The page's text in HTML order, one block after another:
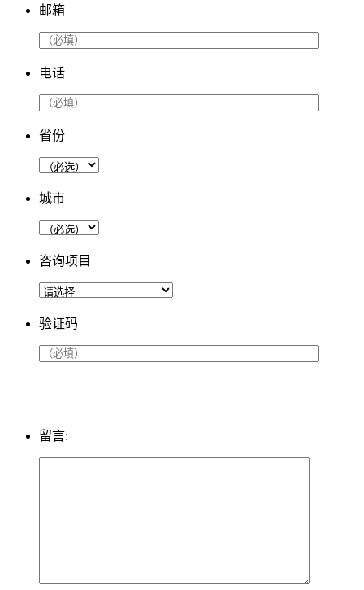
邮箱
电话
省份
城市
咨询项目
验证码
留言: